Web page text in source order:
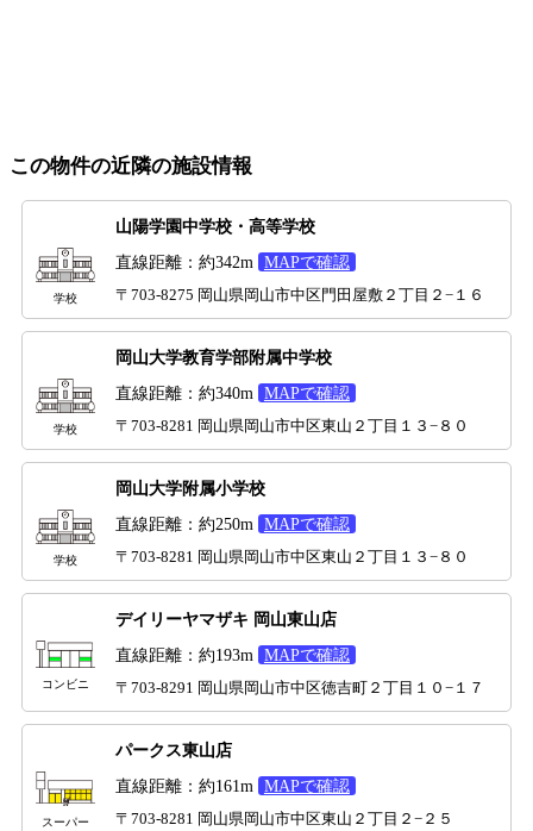
この物件の近隣の施設情報
学校
山陽学園中学校・高等学校
直線距離：約342m
MAPで確認
〒703-8275 岡山県岡山市中区門田屋敷２丁目２−１６
学校
岡山大学教育学部附属中学校
直線距離：約340m
MAPで確認
〒703-8281 岡山県岡山市中区東山２丁目１３−８０
学校
岡山大学附属小学校
直線距離：約250m
MAPで確認
〒703-8281 岡山県岡山市中区東山２丁目１３−８０
コンビニ
デイリーヤマザキ 岡山東山店
直線距離：約193m
MAPで確認
〒703-8291 岡山県岡山市中区徳吉町２丁目１０−１７
スーパー
パークス東山店
直線距離：約161m
MAPで確認
〒703-8281 岡山県岡山市中区東山２丁目２−２５